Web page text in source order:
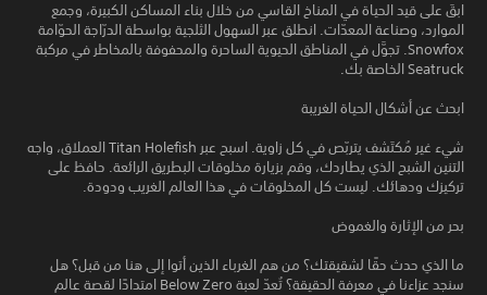
ابقَ على قيد الحياة في المناخ القاسي من خلال بناء المساكن الكبيرة، وجمع
الموارد، وصناعة المعدّات. انطلق عبر السهول الثلجية بواسطة الدرّاجة الحوّامة
Snowfox. تجوَّل في المناطق الحيوية الساحرة والمحفوفة بالمخاطر في مركبة
Seatruck الخاصة بك.
ابحث عن أشكال الحياة الغريبة
شيء غير مُكتَشف يتربّص في كل زاوية. اسبح عبر Titan Holefish العملاق، واجه
التنين الشبح الذي يطاردك، وقم بزيارة مخلوقات البطريق الرائعة. حافظ على
تركيزك ودهائك. ليست كل المخلوقات في هذا العالم الغريب ودودة.
بحر من الإثارة والغموض
ما الذي حدث حقًا لشقيقتك؟ من هم الغرباء الذين أتوا إلى هنا من قبل؟ هل
سنجد عزاءنا في معرفة الحقيقة؟ تُعدّ لعبة Below Zero امتدادًا لقصة عالم